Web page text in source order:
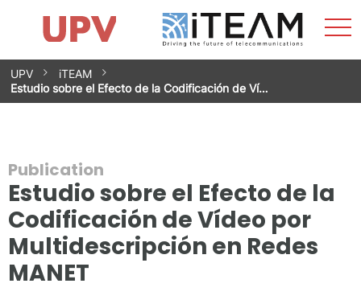
Skip
to
content
Research Impact
Research Groups
Facilities
Spin-offs
Contact
Internships
News
Equality Unit
UPV
iTEAM
Estudio sobre el Efecto de la Codificación de Ví…
Publication
Estudio sobre el Efecto de la
Codificación de Vídeo por
Multidescripción en Redes
MANET